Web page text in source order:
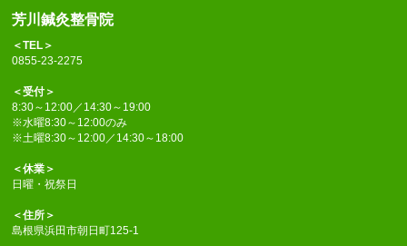
芳川鍼灸整骨院
＜TEL＞
0855-23-2275
＜受付＞
8:30～12:00／14:30～19:00
※水曜8:30～12:00のみ
※土曜8:30～12:00／14:30～18:00
＜休業＞
日曜・祝祭日
＜住所＞
島根県浜田市朝日町125-1